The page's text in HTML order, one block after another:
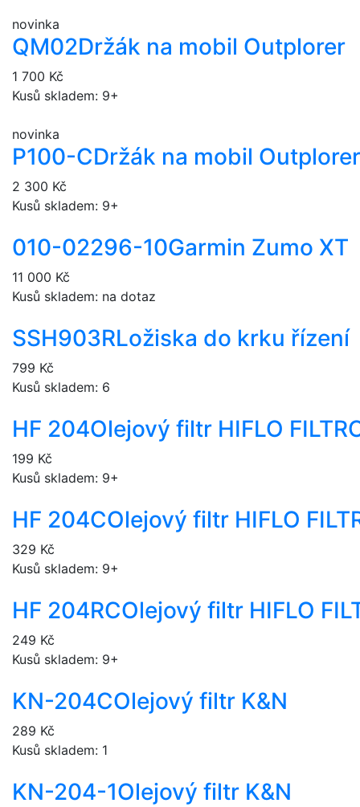
novinka
QM02Držák na mobil Outplorer
1 700 Kč
Kusů skladem: 9+
novinka
P100-CDržák na mobil
2 300 Kč
Kusů skladem: 9+
010-02296-10Garmin Zumo XT
11 000 Kč
Kusů skladem: na dotaz
SSH903RLožiska do krku řízení
799 Kč
Kusů skladem: 6
HF 204Olejový filtr HIFLO
199 Kč
Kusů skladem: 9+
HF 204COlejový filtr HIFLO
329 Kč
Kusů skladem: 9+
HF 204RCOlejový filtr HIFLO
249 Kč
Kusů skladem: 9+
KN-204COlejový filtr K&N
289 Kč
Kusů skladem: 1
KN-204-1Olejový filtr K&N